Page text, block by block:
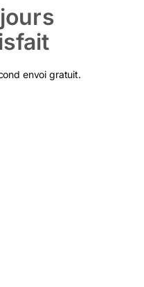
envoi gratuit.